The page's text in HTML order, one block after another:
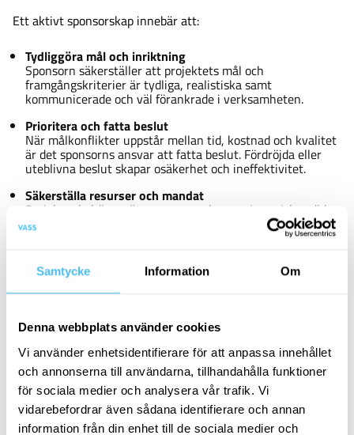
Samtycke Information Om
Denna webbplats använder cookies
Vi använder enhetsidentifierare för att anpassa innehållet
och annonserna till användarna, tillhandahålla funktioner
för sociala medier och analysera vår trafik. Vi
vidarebefordrar även sådana identifierare och annan
information från din enhet till de sociala medier och
Ett aktivt sponsorskap innebär att:
Tydliggöra mål och inriktning
Sponsorn säkerställer att projektets mål och
framgångskriterier är tydliga, realistiska samt
kommunicerade och väl förankrade i verksamheten.
Prioritera och fatta beslut
När målkonflikter uppstår mellan tid, kostnad och kvalitet
är det sponsorns ansvar att fatta beslut. Fördröjda eller
uteblivna beslut skapar osäkerhet och ineffektivitet.
Säkerställa resurser och mandat
Projektet behöver rätt resurser och organisatoriskt stöd
för att kunna leverera enligt uppdraget.
Ett synligt engagemang från sponsorn signalerar att
projektet är prioriterat och viktigt.
Sponsorskap är ingen administrativ
funktion, utan en central ledningsuppgift
Ett framgångsrikt projekt kräver mer än struktur, metodik
och genomförandekraft. Ett aktivt och tydligt sponsorskap är
en avgörande förutsättning för att projekt ska vara rätt
prioriterade, väl förankrade och leda till faktisk